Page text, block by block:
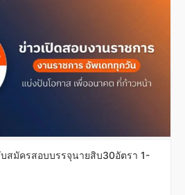
สมัครสอบบรรจุนายสิบ30อัตรา 1-